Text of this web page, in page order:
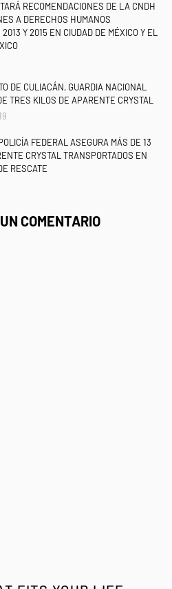
RECOMENDACIONES DE LA CNDH
A DERECHOS HUMANOS
2013 Y 2015 EN CIUDAD DE MÉXICO Y EL
DE CULIACÁN, GUARDIA NACIONAL
TRES KILOS DE APARENTE CRYSTAL
FEDERAL ASEGURA MÁS DE 13
CRYSTAL TRANSPORTADOS EN
RESCATE
COMENTARIO